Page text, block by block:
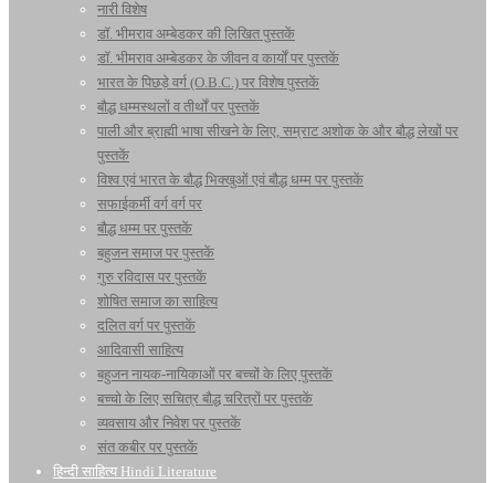
नारी विशेष
डॉ. भीमराव अम्बेडकर की लिखित पुस्तकें
डॉ. भीमराव अम्बेडकर के जीवन व कार्यों पर पुस्तकें
भारत के पिछड़े वर्ग (O.B.C.) पर विशेष पुस्तकें
बौद्ध धम्मस्थलों व तीर्थों पर पुस्तकें
पाली और ब्राह्मी भाषा सीखने के लिए, सम्राट अशोक के और बौद्ध लेखों पर
पुस्तकें
विश्व एवं भारत के बौद्ध भिक्खुओं एवं बौद्ध धम्म पर पुस्तकें
सफाईकर्मी वर्ग वर्ग पर
बौद्ध धम्म पर पुस्तकें
बहुजन समाज पर पुस्तकें
गुरु रविदास पर पुस्तकें
शोषित समाज का साहित्य
दलित वर्ग पर पुस्तकें
आदिवासी साहित्य
बहुजन नायक-नायिकाओं पर बच्चों के लिए पुस्तकें
बच्चो के लिए सचित्र बौद्ध चरित्रों पर पुस्तकें
व्यवसाय और निवेश पर पुस्तकें
संत कबीर पर पुस्तकें
हिन्दी साहित्य Hindi Literature